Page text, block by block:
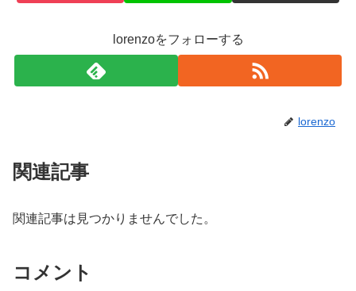
lorenzoをフォローする
lorenzo
関連記事
関連記事は見つかりませんでした。
コメント